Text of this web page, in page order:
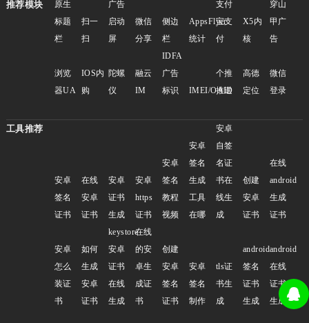
推荐模块
原生
标题
栏
扫一
扫
广告
启动
屏
微信
分享
侧边
栏
AppsFlyer
统计
支付
宝支
付
X5内
核
穿山
甲广
告
浏览
器UA
IOS内
购
陀螺
仪
融云
IM
IDFA
广告
标识
IMEI/OAID
个推
推送
高德
定位
微信
登录
工具推荐
安卓
签名
证书
在线
安卓
证书
安卓
证书
生成
安卓
https
证书
安卓
签名
教程
视频
安卓
签名
生成
工具
在哪
安卓
自签
名证
书在
线生
成
创建
安卓
证书
在线
android
生成
证书
安卓
怎么
装证
书
如何
生成
安卓
证书
keystore
安卓
证书
在线
生成
在线
的安
卓生
成证
书
创建
安卓
签名
证书
安卓
签名
制作
tls证
书生
成
android
签名
证书
生成
android
在线
证书
生成